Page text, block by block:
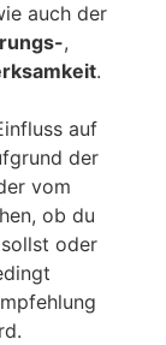
auch der
,
.
auf
der
vom
ob du
oder